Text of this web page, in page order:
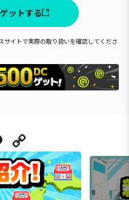
ットする
イトで実際の取り扱いを確認してくださ
Line